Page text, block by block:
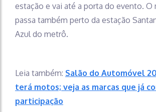
estação e vai até a porta do evento. O
passa também perto da estação
Azul do metrô.
Leia também: Salão do Automóvel
terá motos; veja as marcas que já
participação